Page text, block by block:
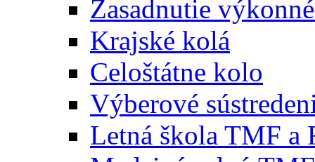
Zasadnutie
Krajské kolá
Celoštátne kolo
Výberové
Letná škola TMF a